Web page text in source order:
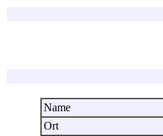
Name
Ort